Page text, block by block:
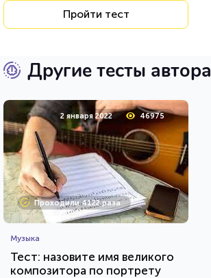
Пройти тест
Другие тесты автора
2 января 2022 46975
Проходили 4122 раза
Музыка
Тест: назовите имя великого
композитора по портрету